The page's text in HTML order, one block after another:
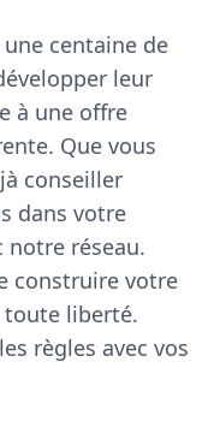
centaine de
leur
à une offre
Que vous
conseiller
dans votre
notre réseau.
construire votre
toute liberté.
règles avec vos